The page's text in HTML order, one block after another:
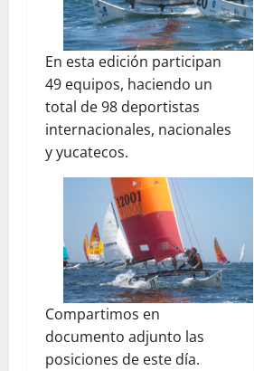
En esta edición participan
49 equipos, haciendo un
total de 98 deportistas
internacionales, nacionales
y yucatecos.
Compartimos en
documento adjunto las
posiciones de este día.